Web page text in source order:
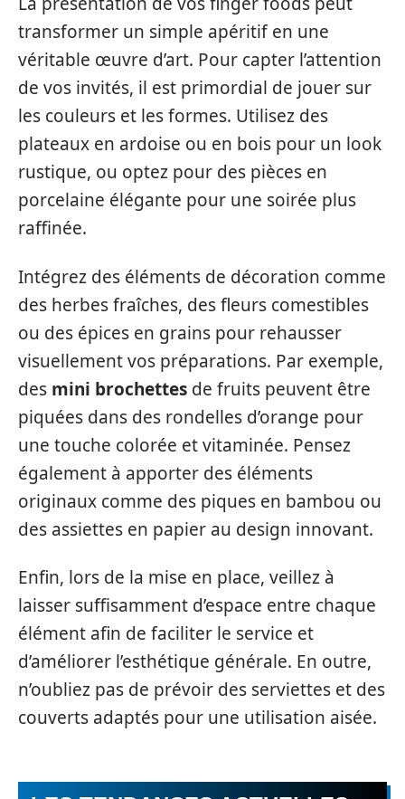
transformer un simple apéritif en une
véritable œuvre d’art. Pour capter l’attention
de vos invités, il est primordial de jouer sur
les couleurs et les formes. Utilisez des
plateaux en ardoise ou en bois pour un look
rustique, ou optez pour des pièces en
porcelaine élégante pour une soirée plus
raffinée.
Intégrez des éléments de décoration comme
des herbes fraîches, des fleurs comestibles
ou des épices en grains pour rehausser
visuellement vos préparations. Par exemple,
des mini brochettes de fruits peuvent être
piquées dans des rondelles d’orange pour
une touche colorée et vitaminée. Pensez
également à apporter des éléments
originaux comme des piques en bambou ou
des assiettes en papier au design innovant.
Enfin, lors de la mise en place, veillez à
laisser suffisamment d’espace entre chaque
élément afin de faciliter le service et
d’améliorer l’esthétique générale. En outre,
n’oubliez pas de prévoir des serviettes et des
couverts adaptés pour une utilisation aisée.